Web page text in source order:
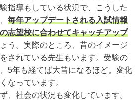
指導もしている状況で、こうした
毎年アップデートされる入試情報
志望校に合わせてキャッチアップ
う。実際のところ、昔のイメージ
されている先生もいます。受験の
5年も経てば大昔になるほど。変化
なっています。
、社会の状況も変化しています。